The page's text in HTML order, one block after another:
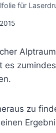
für
zu